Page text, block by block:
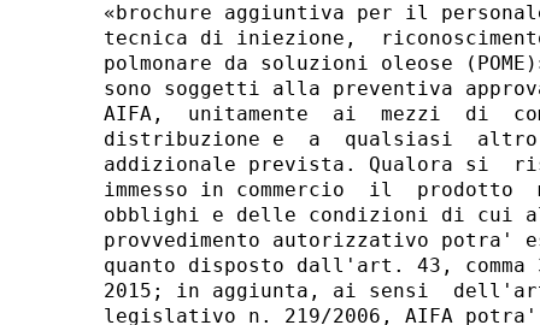
«brochure aggiuntiva per il
tecnica di iniezione,
polmonare da soluzioni oleose
sono soggetti alla preventiva
AIFA,  unitamente  ai  mezzi  di
distribuzione e  a  qualsiasi
addizionale prevista. Qualora si
immesso in commercio  il
obblighi e delle condizioni di cui
provvedimento autorizzativo potra'
quanto disposto dall'art. 43,
2015; in aggiunta, ai sensi
legislativo n. 219/2006, AIFA